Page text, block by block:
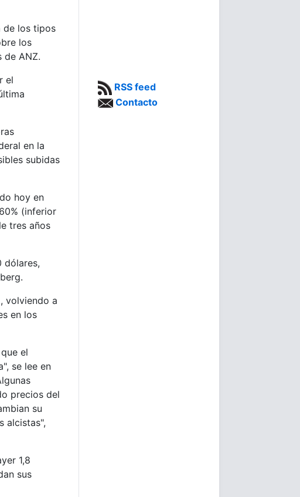
de los tipos
los
de ANZ.
el
en la
subidas
hoy en
(inferior
tres años
dólares,
volviendo a
en los
el
se lee en
precios del
su
alcistas",
1,8
sus
RSS feed
Contacto